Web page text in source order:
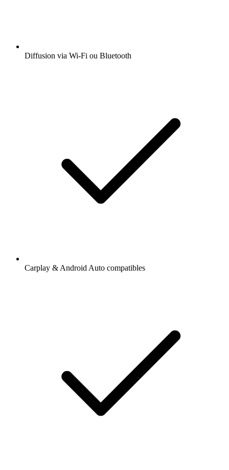
Diffusion via Wi-Fi ou Bluetooth
Carplay & Android Auto compatibles